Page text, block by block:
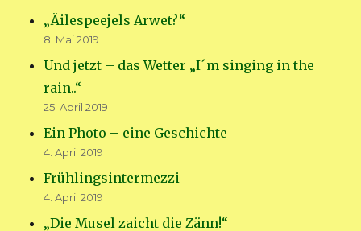
„Äilespeejels Arwet?“
8. Mai 2019
Und jetzt – das Wetter „I´m singing in the
rain..“
25. April 2019
Ein Photo – eine Geschichte
4. April 2019
Frühlingsintermezzi
4. April 2019
„Die Musel zaicht die Zänn!“